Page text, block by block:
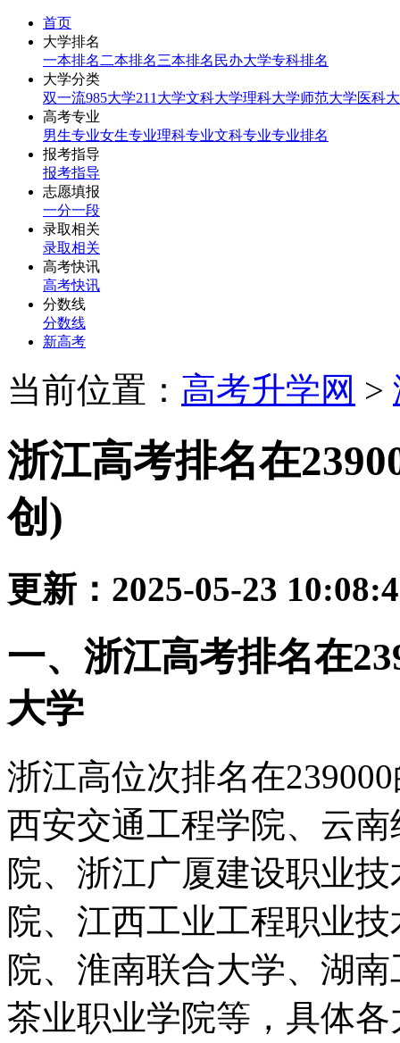
首页
大学排名
一本排名 二本排名三本排名 民办大学专科排名
大学分类
双一流985大学211大学文科大学理科大学师范大学医科
高考专业
男生专业女生专业理科专业文科专业专业排名
报考指导
报考指导
志愿填报
一分一段
录取相关
录取相关
高考快讯
高考快讯
分数线
分数线
新高考
当前位置： 高考升学网 >
浙江高考排名在
创)
更新：2025-05-23
一、浙江高考排名在
大学
浙江高位次排名在
西安交通工程学院、云
院、浙江广厦建设职业
院、江西工业工程职业
院、淮南联合大学、湖
茶业职业学院等，具体